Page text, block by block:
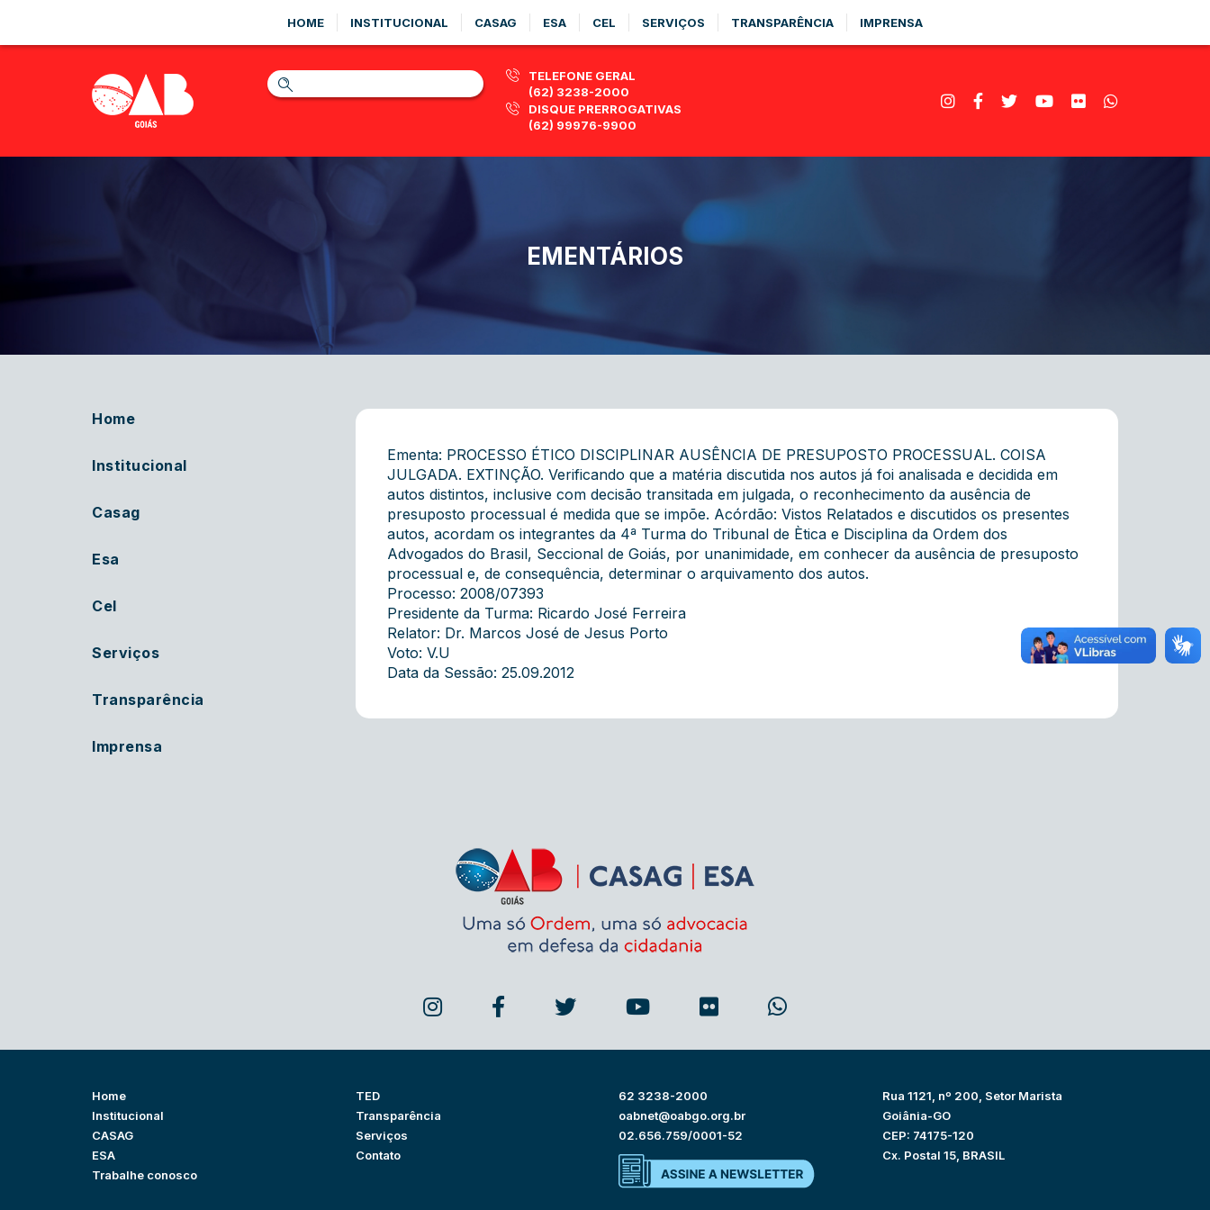
HOME INSTITUCIONAL CASAG ESA CEL SERVIÇOS TRANSPARÊNCIA IMPRENSA
TELEFONE GERAL
(62) 3238-2000
DISQUE PRERROGATIVAS
(62) 99976-9900
EMENTÁRIOS
Home
Institucional
Casag
Esa
Cel
Serviços
Transparência
Imprensa
Ementa: PROCESSO ÉTICO DISCIPLINAR AUSÊNCIA DE PRESUPOSTO PROCESSUAL. COISA
JULGADA. EXTINÇÃO. Verificando que a matéria discutida nos autos já foi analisada e decidida em
autos distintos, inclusive com decisão transitada em julgada, o reconhecimento da ausência de
presuposto processual é medida que se impõe. Acórdão: Vistos Relatados e discutidos os presentes
autos, acordam os integrantes da 4ª Turma do Tribunal de Ètica e Disciplina da Ordem dos
Advogados do Brasil, Seccional de Goiás, por unanimidade, em conhecer da ausência de presuposto
processual e, de consequência, determinar o arquivamento dos autos.
Processo: 2008/07393
Presidente da Turma: Ricardo José Ferreira
Relator: Dr. Marcos José de Jesus Porto
Voto: V.U
Data da Sessão: 25.09.2012
Home
Institucional
CASAG
ESA
Trabalhe conosco
TED
Transparência
Serviços
Contato
62 3238-2000
oabnet@oabgo.org.br
02.656.759/0001-52
Rua 1121, nº 200, Setor Marista
Goiânia-GO
CEP: 74175-120
Cx. Postal 15, BRASIL